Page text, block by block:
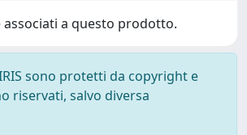
associati a questo prodotto.
sono protetti da copyright e
riservati, salvo diversa